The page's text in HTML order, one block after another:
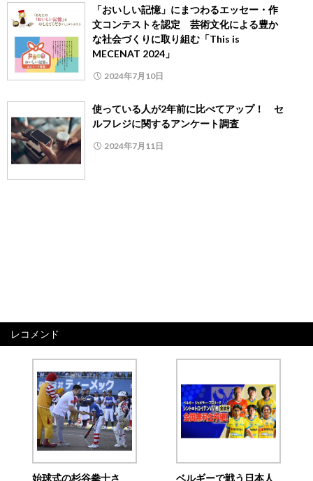
「おいしい記憶」にまつわるエッセー・作
文コンテストを認定 芸術文化による豊か
な社会づくりに取り組む「This is
MECENAT 2024」
2024年7月10日
使っている人が2年前に比べてアップ！ セ
ルフレジに関するアンケート調査
2024年7月11日
レコメンド
始球式の杉谷拳士さ ベルギーで戦う日本人